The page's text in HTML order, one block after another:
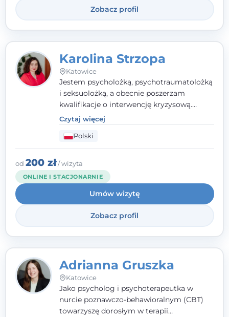
Zobacz profil
Karolina Strzopa
Katowice
Jestem psycholożką, psychotraumatolożką
i seksuolożką, a obecnie poszerzam
kwalifikacje o interwencję kryzysową.
Pracuję w nurcie terapii trzeciej fali, łącząc
metody o potwierdzonej skuteczności.
Towarzyszę młodzieży, dorosłym i parom w
radzeniu sobie z bolesnymi
doświadczeniami tak, by mogli żyć pełniej.
Czytaj więcej
Polski
od 200 zł/ wizyta
ONLINE I STACJONARNIE
Umów wizytę
Zobacz profil
Adrianna Gruszka
Katowice
Jako psycholog i psychoterapeutka w
nurcie poznawczo-behawioralnym (CBT)
towarzyszę dorosłym w terapii